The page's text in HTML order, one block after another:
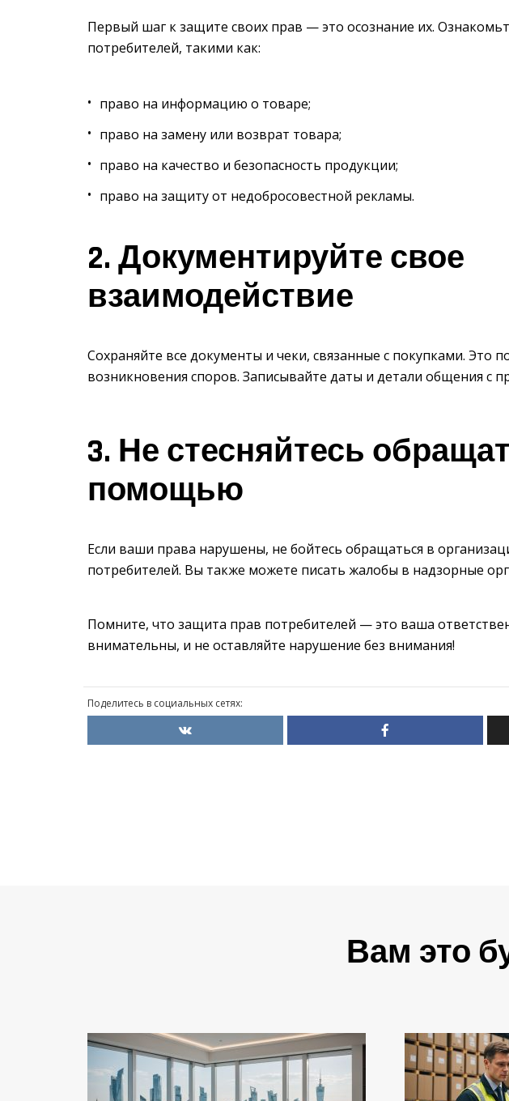
Первый шаг к защите своих прав — это осознание их.
потребителей, такими как:
право на информацию о товаре;
право на замену или возврат товара;
право на качество и безопасность продукции;
право на защиту от недобросовестной рекламы.
2. Документируйте свое
взаимодействие
Сохраняйте все документы и чеки, связанные с покупками. Это
возникновения споров. Записывайте даты и детали общения с
3. Не стесняйтесь
помощью
Если ваши права нарушены, не бойтесь обращаться в
потребителей. Вы также можете писать жалобы в надзорные
Помните, что защита прав потребителей — это ваша
внимательны, и не оставляйте нарушение без внимания!
Поделитесь в социальных сетях:
Вам это